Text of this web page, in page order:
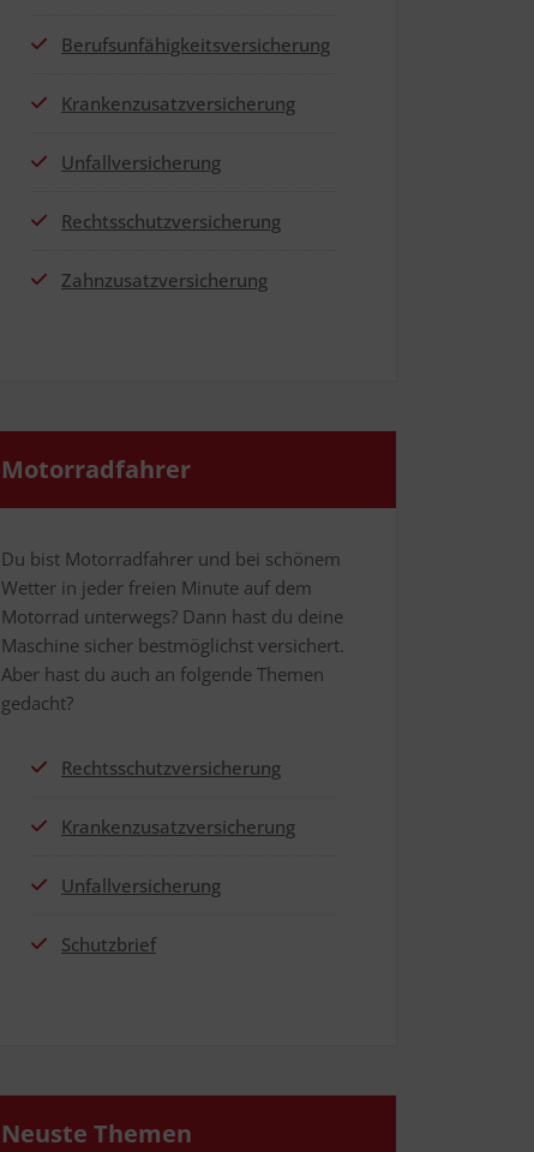
Berufs­un­fä­hig­keits­ver­si­che­rung
Kran­ken­zu­satz­ver­si­che­rung
Unfall­ver­si­che­rung
Rechts­schutz­ver­si­che­rung
Zahn­zu­satz­ver­si­che­rung
Motor­rad­fah­rer
Du bist Motor­rad­fah­rer und bei schö­nem
Wet­ter in jeder frei­en Minu­te auf dem
Motor­rad unter­wegs? Dann hast du dei­ne
Maschi­ne sicher best­mög­lichst ver­si­chert.
Aber hast du auch an fol­gen­de The­men
gedacht?
Rechts­schutz­ver­si­che­rung
Kran­ken­zu­satz­ver­si­che­rung
Unfall­ver­si­che­rung
Schutz­brief
Neus­te Themen